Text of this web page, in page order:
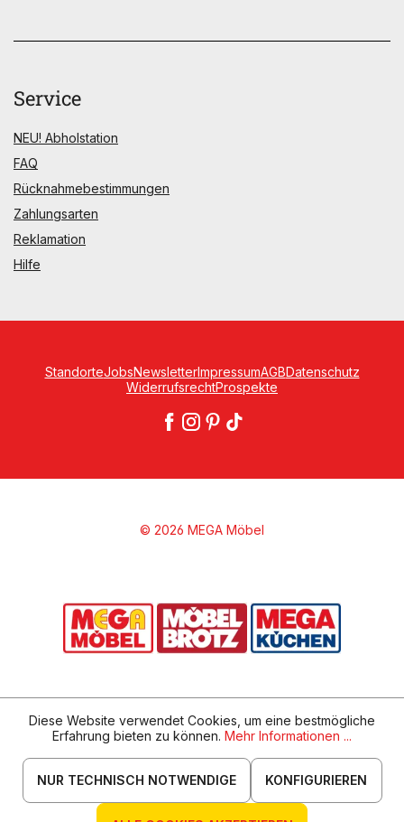
Service
NEU! Abholstation
FAQ
Rücknahmebestimmungen
Zahlungsarten
Reklamation
Hilfe
StandorteJobsNewsletterImpressumAGBDatenschutz
WiderrufsrechtProspekte
© 2026 MEGA Möbel
Diese Website verwendet Cookies, um eine bestmögliche
Erfahrung bieten zu können. Mehr Informationen ...
NUR TECHNISCH NOTWENDIGE KONFIGURIEREN